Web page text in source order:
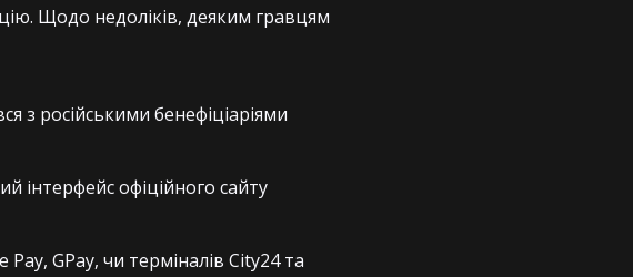
Щодо недоліків, деяким гравцям
з російськими бенефіціаріями
інтерфейс офіційного сайту
GPay, чи терміналів City24 та